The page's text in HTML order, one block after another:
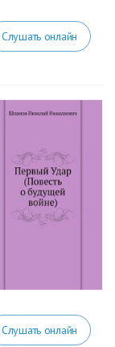
Слушать онлайн
Слушать онлайн